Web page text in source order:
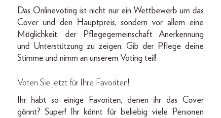
Das Onlinevoting ist nicht nur ein Wettbewerb um das
Cover und den Hauptpreis, sondern vor allem eine
Möglichkeit, der Pflegegemeinschaft Anerkennung
und Unterstützung zu zeigen. Gib der Pflege deine
Stimme und nimm an unserem Voting teil!
Voten Sie jetzt für Ihre Favoriten!
Ihr habt so einige Favoriten, denen ihr das Cover
gönnt? Super! Ihr könnt für beliebig viele Personen